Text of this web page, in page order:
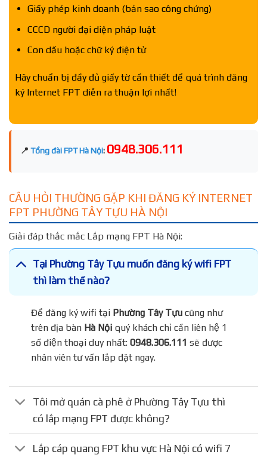
Giấy phép kinh doanh (bản sao công chứng)
CCCD người đại diện pháp luật
Con dấu hoặc chữ ký điện tử
Hãy chuẩn bị đầy đủ giấy tờ cần thiết để quá trình đăng
ký Internet FPT diễn ra thuận lợi nhất!
📍 Tổng đài FPT Hà Nội: 0948.306.111
CÂU HỎI THƯỜNG GẶP KHI ĐĂNG KÝ INTERNET
FPT PHƯỜNG TÂY TỰU HÀ NỘI
Giải đáp thắc mắc Lắp mạng FPT Hà Nội:
Tại Phường Tây Tựu muốn đăng ký wifi FPT
thì làm thế nào?
Để đăng ký wifi tạiPhường Tây Tựucũng như
trên địa bànHà Nộiquý khách chỉ cần liên hệ 1
số điện thoại duy nhất:0948.306.111 sẽ được
nhân viên tư vấn lắp đặt ngay.
Tôi mở quán cà phê ở Phường Tây Tựu thì
có lắp mạng FPT được không?
Lắp cáp quang FPT khu vực Hà Nội có wifi 7